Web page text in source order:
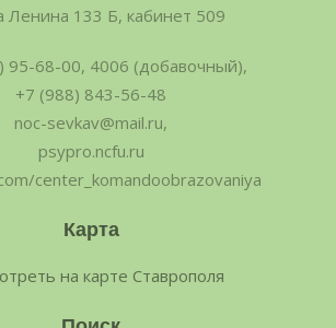
Ленина 133 Б, кабинет 509
95-68-00, 4006 (добавочный),
+7 (988) 843-56-48
noc-sevkav@mail.ru,
psypro.ncfu.ru
center_komandoobrazovaniya
Карта
на карте Ставрополя